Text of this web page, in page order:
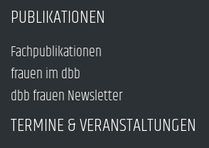
PUBLIKATIONEN
Fachpublikationen
frauen im dbb
dbb frauen Newsletter
TERMINE & VERANSTALTUNGEN